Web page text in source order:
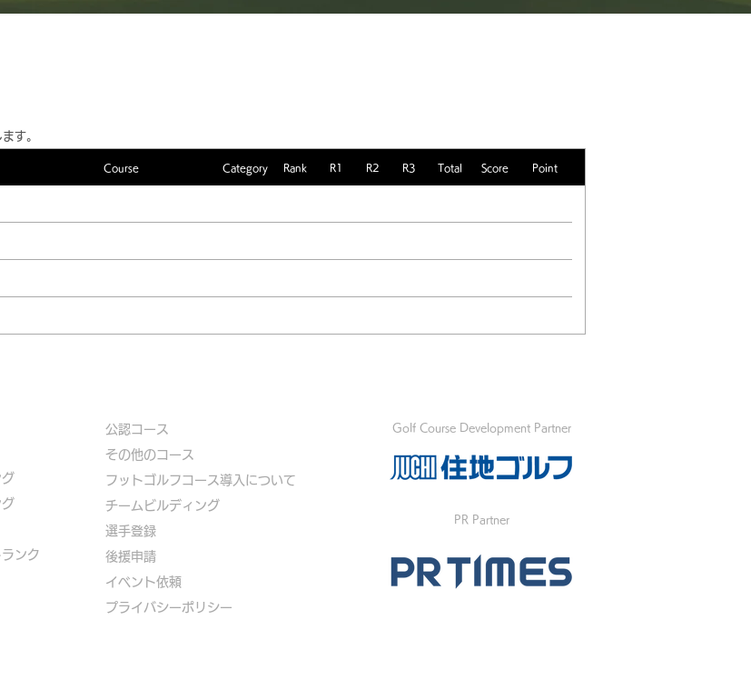
す。
Course Category Rank R1 R2 R3 Total Score Point
ンク
公認コース
​その他のコース
​ フットゴルフコース導入について
​チームビルディング
選手登録​
​後援申請
​イベント依頼
プライバシーポリシー
Golf Course Development Partner
PR Partner